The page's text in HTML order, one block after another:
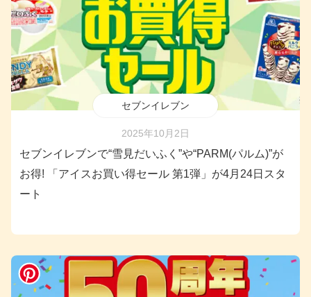
セブンイレブン
2025年10月2日
セブンイレブンで“雪見だいふく”や“PARM(パルム)”が
お得! 「アイスお買い得セール 第1弾」が4月24日スタ
ート